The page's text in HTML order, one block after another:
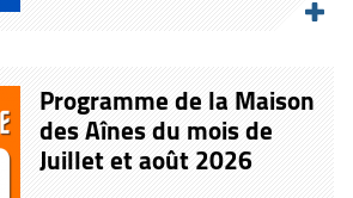
Programme de la Maison
des Aînes du mois de
Juillet et août 2026